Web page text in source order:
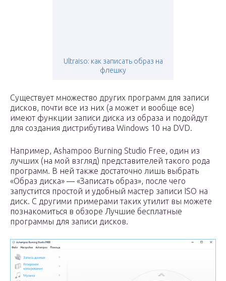
Ultraiso: как записать образ на
флешку
Существует множество других программ для записи
дисков, почти все из них (а может и вообще все)
имеют функции записи диска из образа и подойдут
для создания дистрибутива Windows 10 на DVD.
Например, Ashampoo Burning Studio Free, один из
лучших (на мой взгляд) представителей такого рода
программ. В ней также достаточно лишь выбрать
«Образ диска» — «Записать образ», после чего
запустится простой и удобный мастер записи ISO на
диск. С другими примерами таких утилит вы можете
познакомиться в обзоре Лучшие бесплатные
программы для записи дисков.